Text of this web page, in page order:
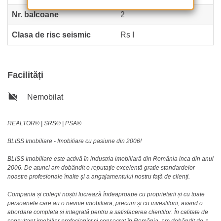
Nr. balcoane 2
Clasa de risc seismic Rs I
Facilități
Nemobilat
REALTOR®️ | SRS®️ | PSA®️
BLISS Imobiliare - Imobiliare cu pasiune din 2006!
BLISS Imobiliare este activă în industria imobiliară din România inca din anul
2006. De atunci am dobândit o reputație excelentă gratie standardelor
noastre profesionale înalte și a angajamentului nostru față de clienți.
Compania și colegii noștri lucrează îndeaproape cu proprietarii și cu toate
persoanele care au o nevoie imobiliara, precum și cu investitorii, avand o
abordare completa și integrată pentru a satisfacerea clientilor. În calitate de